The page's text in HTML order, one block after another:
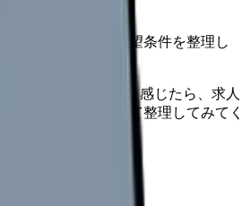
さんへ。まずは希望条件を整理し
す。
いいのかな...」そう感じたら、求人
したい不安を分けて整理してみてく